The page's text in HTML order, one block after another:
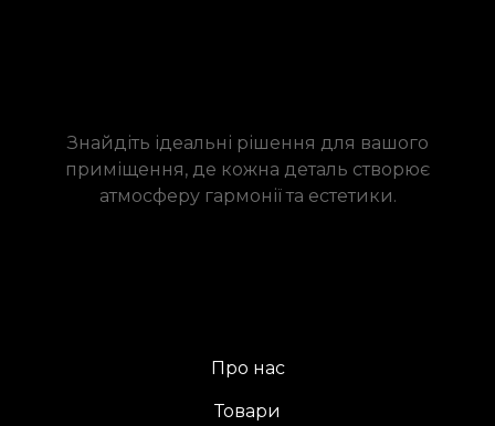
Знайдіть ідеальні рішення для вашого
приміщення, де кожна деталь створює
атмосферу гармонії та естетики.
Про нас
Товари